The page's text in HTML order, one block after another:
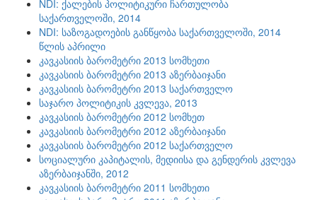
NDI: ქალების პოლიტიკური ჩართულობა
საქართველოში, 2014
NDI: საზოგადოების განწყობა საქართველოში, 2014
წლის აპრილი
კავკასიის ბარომეტრი 2013 სომხეთი
კავკასიის ბარომეტრი 2013 აზერბაიჯანი
კავკასიის ბარომეტრი 2013 საქართველო
საჯარო პოლიტიკის კვლევა, 2013
კავკასიის ბარომეტრი 2012 სომხეთ
კავკასიის ბარომეტრი 2012 აზერბაიჯანი
კავკასიის ბარომეტრი 2012 საქართველო
სოციალური კაპიტალის, მედიისა და გენდერის კვლევა
აზერბაიჯანში, 2012
კავკასიის ბარომეტრი 2011 სომხეთი